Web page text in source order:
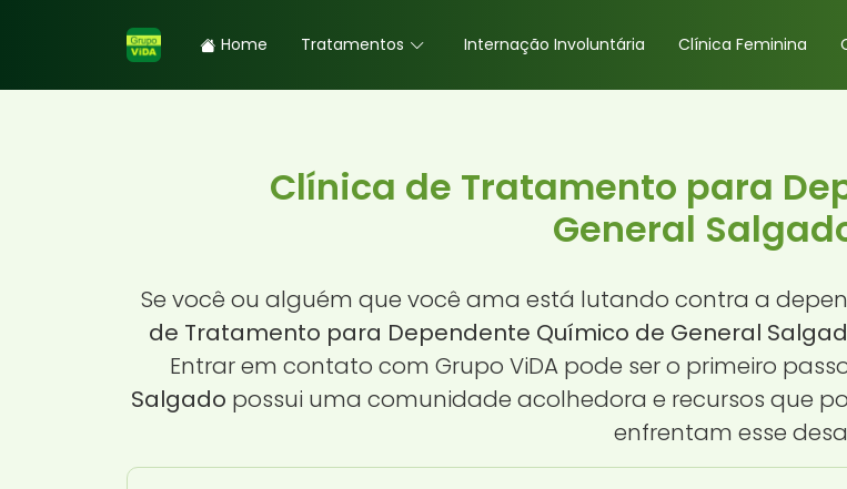
Home Tratamentos Internação Involuntária Clínica Feminina
Clínica de Tratamento para
General
Se você ou alguém que você ama está lutando contra a
de Tratamento para Dependente Químico de General
Entrar em contato com Grupo ViDA pode ser o primeiro
Salgado possui uma comunidade acolhedora e recursos que
enfrentam esse